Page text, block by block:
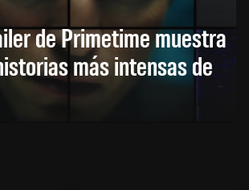
de Primetime muestra
más intensas de